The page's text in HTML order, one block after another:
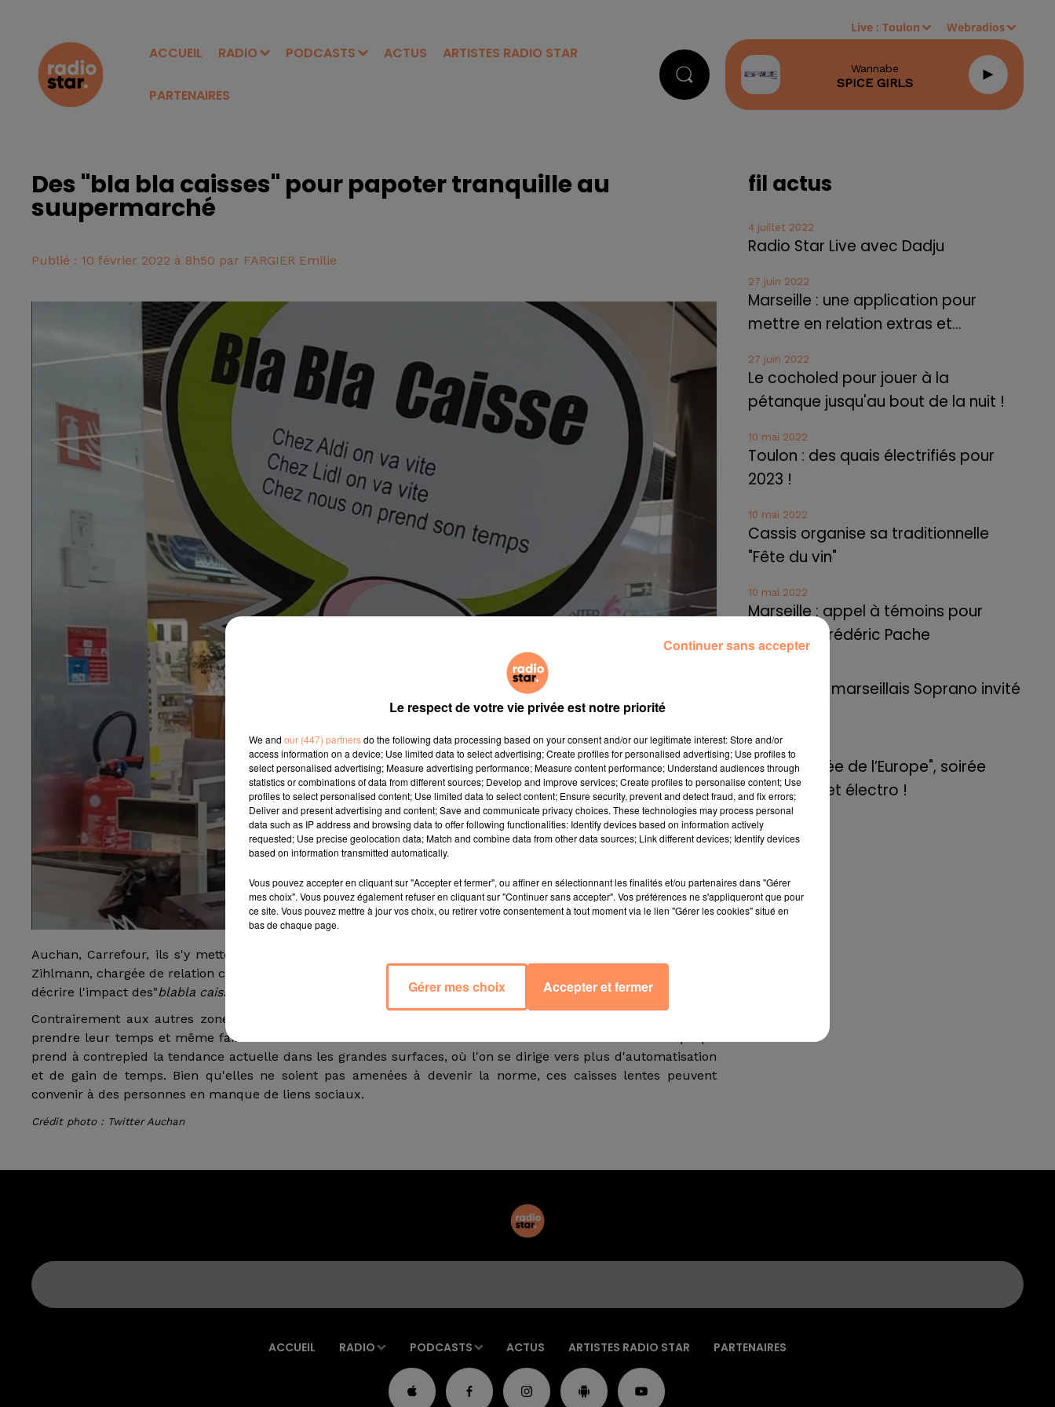
ACCUEIL RADIO PODCASTS ACTUS ARTISTES RADIO STAR
PARTENAIRES
Live :Toulon Webradios
Wannabe
SPICE GIRLS
Des "bla bla caisses" pour papoter tranquille au
suupermarché
Publié : 10 février 2022 à 8h50 par FARGIER Emilie
Auchan, Carrefour, ils s'y mettent tous ! "
Zihlmann, chargée de relation client à l'hypermarché Carrefour de Chartres, n'a pas de mots assez positifs pour
décrire l'impact des"blabla caisses"
Contrairement aux autres zones de paiement en supermarché, ces caisses autorisent les consommateurs à
prendre leur temps et même faire un brin de causette avec l'hôte ou l'hôtesse en face d'eux. Un concept qui
prend à contrepied la tendance actuelle dans les grandes surfaces, où l'on se dirige vers plus d'automatisation
et de gain de temps. Bien qu'elles ne soient pas amenées à devenir la norme, ces caisses lentes peuvent
convenir à des personnes en manque de liens sociaux.
Crédit photo : Twitter Auchan
fil actus
4 juillet 2022
Radio Star Live avec Dadju
27 juin 2022
Marseille : une application pour
mettre en relation extras et...
27 juin 2022
Le cocholed pour jouer à la
pétanque jusqu'au bout de la nuit !
10 mai 2022
Toulon : des quais électrifiés pour
2023 !
10 mai 2022
Cassis organise sa traditionnelle
"Fête du vin"
10 mai 2022
Marseille : appel à témoins pour
retrouver Frédéric Pache
Le rappeur marseillais Soprano invité
8 mai 2022
Aix : "Journée de l’Europe", soirée
danse et set électro !
ACCUEIL RADIO PODCASTS ACTUS ARTISTES RADIO STAR PARTENAIRES
Le respect de votre vie privée est notre priorité
We and our (447) partnersdo the following data processing based on your consent and/or our legitimate interest: Store and/or
access information on a device; Use limited data to select advertising; Create profiles for personalised advertising; Use profiles to
select personalised advertising; Measure advertising performance; Measure content performance; Understand audiences through
statistics or combinations of data from different sources; Develop and improve services; Create profiles to personalise content; Use
profiles to select personalised content; Use limited data to select content; Ensure security, prevent and detect fraud, and fix errors;
Deliver and present advertising and content; Save and communicate privacy choices. These technologies may process personal
data such as IP address and browsing data to offer following functionalities: Identify devices based on information actively
requested; Use precise geolocation data; Match and combine data from other data sources; Link different devices; Identify devices
based on information transmitted automatically.
Vous pouvez accepter en cliquant sur "Accepter et fermer", ou affiner en sélectionnant les finalités et/ou partenaires dans "Gérer
mes choix". Vous pouvez également refuser en cliquant sur "Continuer sans accepter". Vos préférences ne s'appliqueront que pour
ce site. Vous pouvez mettre à jour vos choix, ou retirer votre consentement à tout moment via le lien "Gérer les cookies" situé en
bas de chaque page.
Gérer mes choix Accepter et fermer
Continuer sans accepter